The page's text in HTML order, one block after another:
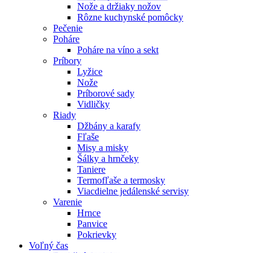
Nože a držiaky nožov
Rôzne kuchynské pomôcky
Pečenie
Poháre
Poháre na víno a sekt
Príbory
Lyžice
Nože
Príborové sady
Vidličky
Riady
Džbány a karafy
Fľaše
Misy a misky
Šálky a hrnčeky
Taniere
Termofľaše a termosky
Viacdielne jedálenské servisy
Varenie
Hrnce
Panvice
Pokrievky
Voľný čas